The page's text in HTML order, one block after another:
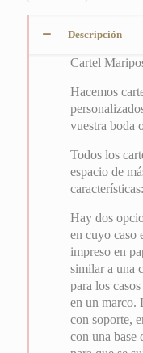
Descripción
Cartel
Hacemos
vuestra boda
Todos los
espacio de
características:
Hay dos
en cuyo caso
impreso en
similar a una
para los
en un marco.
con soporte,
con una base